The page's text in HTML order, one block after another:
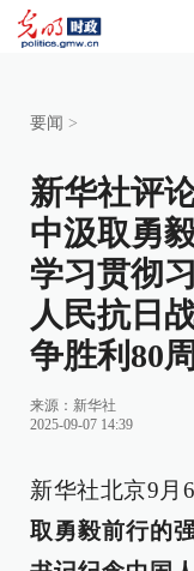
要闻 >
新华社评
中汲取勇
学习贯彻
人民抗日
争胜利80
来源： 新华社
2025-09-07 14:39
新华社北京9月
取勇毅前行的